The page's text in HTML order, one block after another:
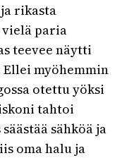
rikasta
vielä paria
teevee näytti
myöhemmin
otettu yöksi
tahtoi
sähköä ja
oma halu ja